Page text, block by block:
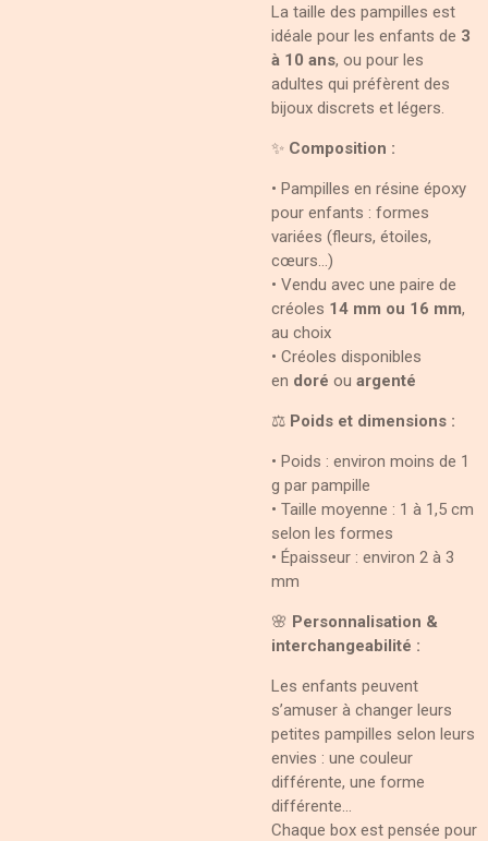
La taille des pampilles est
idéale pour les enfants de 3
à 10 ans, ou pour les
adultes qui préfèrent des
bijoux discrets et légers.
✨ Composition :
• Pampilles en résine époxy
pour enfants : formes
variées (fleurs, étoiles,
cœurs…)
• Vendu avec une paire de
créoles 14 mm ou 16 mm,
au choix
• Créoles disponibles
en doré ou argenté
⚖️ Poids et dimensions :
• Poids : environ moins de 1
g par pampille
• Taille moyenne : 1 à 1,5 cm
selon les formes
• Épaisseur : environ 2 à 3
mm
🌸 Personnalisation &
interchangeabilité :
Les enfants peuvent
s’amuser à changer leurs
petites pampilles selon leurs
envies : une couleur
différente, une forme
différente…
Chaque box est pensée pour